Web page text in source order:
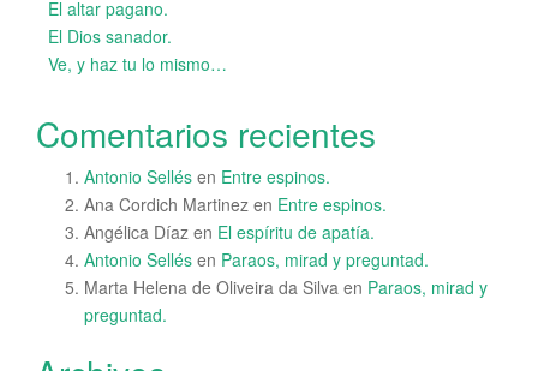
El altar pagano.
El Dios sanador.
Ve, y haz tu lo mismo…
Comentarios recientes
Antonio Sellés en Entre espinos.
Ana Cordich Martinez en Entre espinos.
Angélica Díaz en El espíritu de apatía.
Antonio Sellés en Paraos, mirad y preguntad.
Marta Helena de Oliveira da Silva en Paraos, mirad y
preguntad.